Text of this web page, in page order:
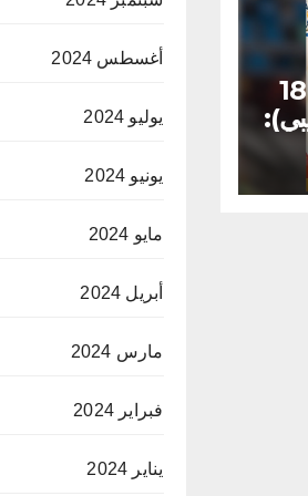
مونديال كرة اليد تحت 18
أغسطس 2024
يوليو 2024
يونيو 2024
مايو 2024
أبريل 2024
مارس 2024
فبراير 2024
يناير 2024